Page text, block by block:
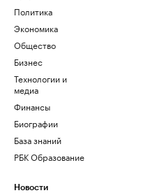
Политика
Экономика
Общество
Бизнес
Технологии и
медиа
Финансы
Биографии
База знаний
РБК Образование
Новости